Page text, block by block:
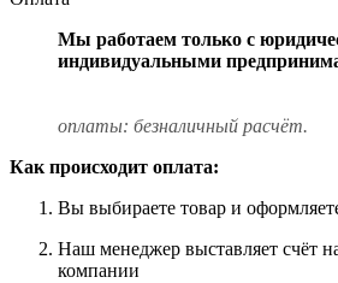
Мы работаем только с
индивидуальными
оплаты: безналичный расчёт.
Как происходит оплата:
Вы выбираете товар и
Наш менеджер выставляет счёт
компании